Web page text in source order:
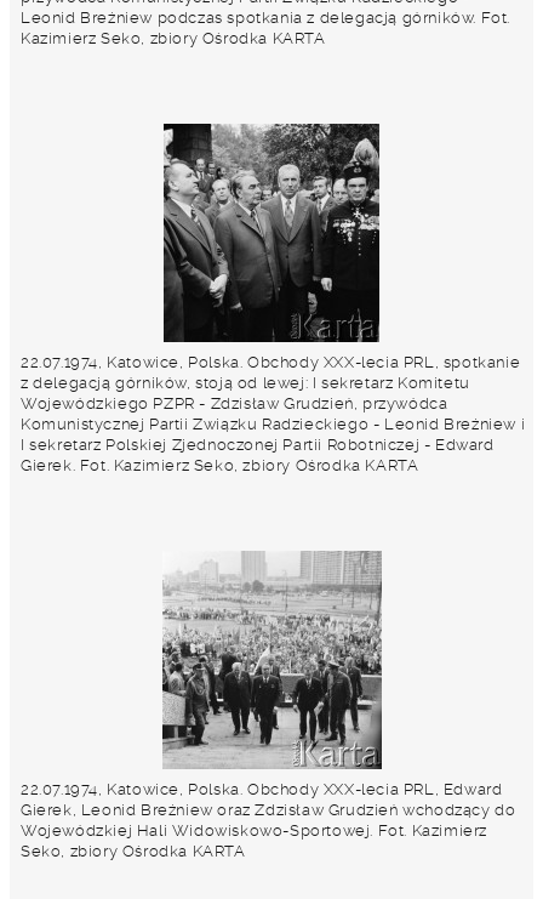
Leonid Breżniew podczas spotkania z delegacją górników. Fot.
Kazimierz Seko, zbiory Ośrodka KARTA
22.07.1974, Katowice, Polska. Obchody XXX-lecia PRL, spotkanie
z delegacją górników, stoją od lewej: I sekretarz Komitetu
Wojewódzkiego PZPR - Zdzisław Grudzień, przywódca
Komunistycznej Partii Związku Radzieckiego - Leonid Breżniew i
I sekretarz Polskiej Zjednoczonej Partii Robotniczej - Edward
Gierek. Fot. Kazimierz Seko, zbiory Ośrodka KARTA
22.07.1974, Katowice, Polska. Obchody XXX-lecia PRL, Edward
Gierek, Leonid Breżniew oraz Zdzisław Grudzień wchodzący do
Wojewódzkiej Hali Widowiskowo-Sportowej. Fot. Kazimierz
Seko, zbiory Ośrodka KARTA